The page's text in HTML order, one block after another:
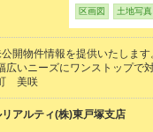
区画図 土地写真
開物件情報を提供いたしま
広いニーズにワンストップで
美咲
アルティ(株)東戸塚支店